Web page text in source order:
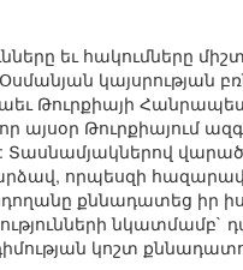
եւ հակումները միշտ
կայսրության
Թուրքիայի
այսօր Թուրքիայում
Տասնամյակներով
որպեսզի հազարավոր
քննադատեց իր
նկատմամբ`
կոշտ